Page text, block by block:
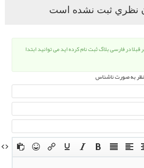
نظري ثبت نشده است
قبلا در فارسی بلاگ ثبت نام کرده اید می توانید ابتدا
به صورت ناشناس